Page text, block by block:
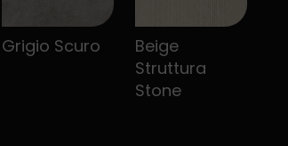
Grigio Scuro
Beige
Struttura
Stone